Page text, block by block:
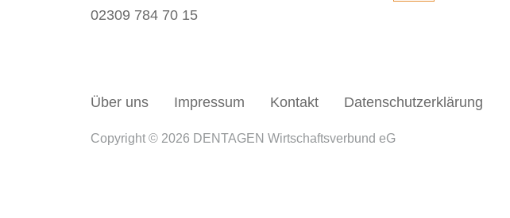
02309 784 70 15
Über uns Impressum Kontakt Datenschutzerklärung
Copyright © 2026 DENTAGEN Wirtschaftsverbund eG